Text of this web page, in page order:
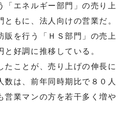
エネルギー部門」の売り上
もに、法人向けの営業だ。
を行う「ＨＳ部門」の売上
好調に推移している。
ことが、売り上げの伸長に
は、前年同時期比で８０人
営業マンの方を若干多く増や